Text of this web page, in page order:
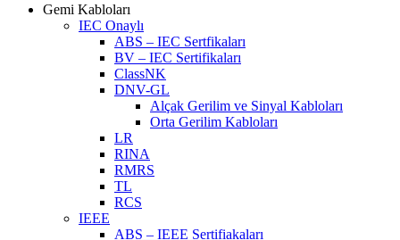
Gemi Kabloları
IEC Onaylı
ABS – IEC Sertfikaları
BV – IEC Sertifikaları
ClassNK
DNV-GL
Alçak Gerilim ve Sinyal Kabloları
Orta Gerilim Kabloları
LR
RINA
RMRS
TL
RCS
IEEE
ABS – IEEE Sertifiakaları